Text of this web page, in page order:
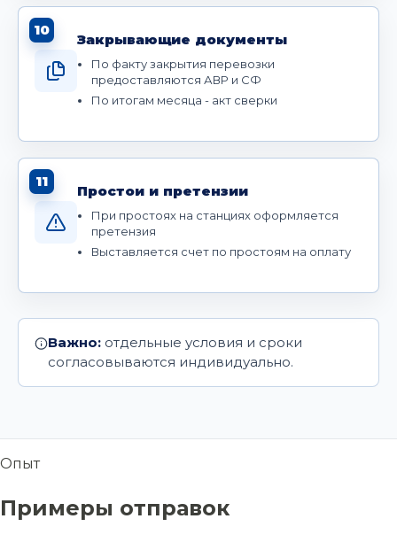
10
Закрывающие документы
По факту закрытия перевозки
предоставляются АВР и СФ
По итогам месяца - акт сверки
11
Простои и претензии
При простоях на станциях оформляется
претензия
Выставляется счет по простоям на оплату
Важно: отдельные условия и сроки
согласовываются индивидуально.
Опыт
Примеры отправок